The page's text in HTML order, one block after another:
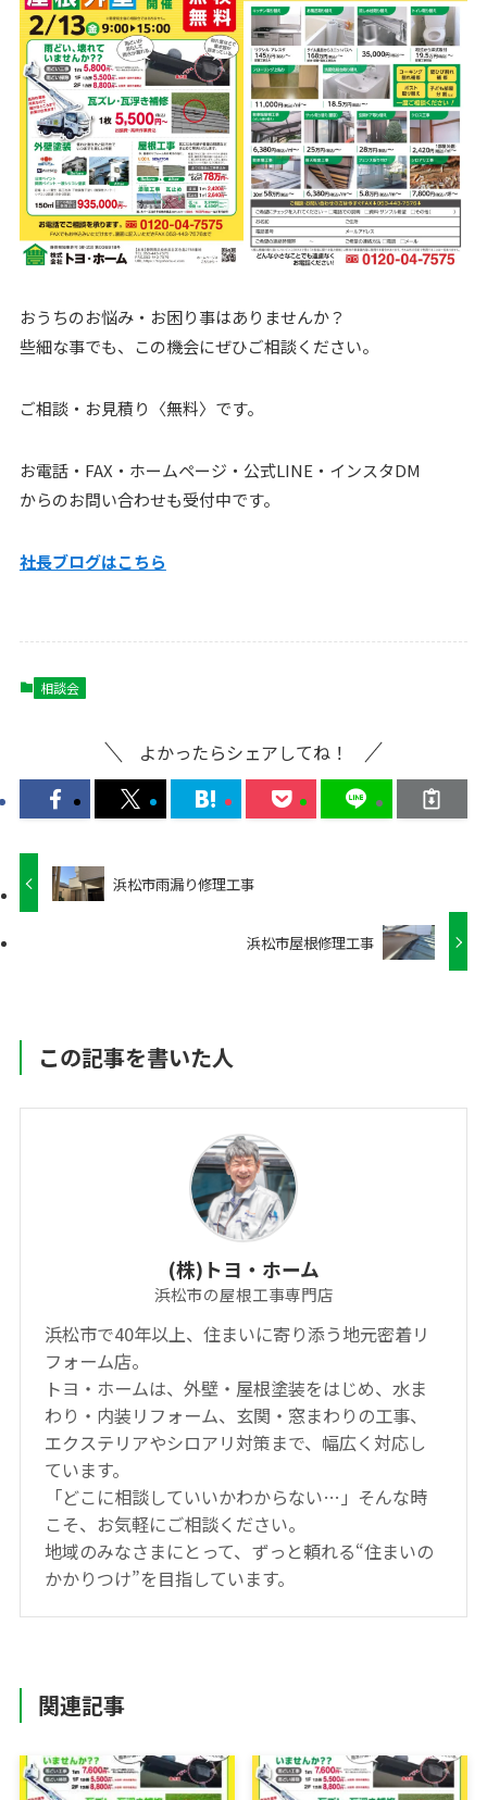
おうちのお悩み・お困り事はありませんか？
些細な事でも、この機会にぜひご相談ください。
ご相談・お見積り〈無料〉です。
お電話・FAX・ホームページ・公式LINE・インスタDM
からのお問い合わせも受付中です。
社長ブログはこちら
相談会
よかったらシェアしてね！
浜松市雨漏り修理工事
浜松市屋根修理工事
この記事を書いた人
(株)トヨ・ホーム
浜松市の屋根工事専門店
浜松市で40年以上、住まいに寄り添う地元密着リ
フォーム店。
トヨ・ホームは、外壁・屋根塗装をはじめ、水ま
わり・内装リフォーム、玄関・窓まわりの工事、
エクステリアやシロアリ対策まで、幅広く対応し
ています。
「どこに相談していいかわからない…」そんな時
こそ、お気軽にご相談ください。
地域のみなさまにとって、ずっと頼れる“住まいの
かかりつけ”を目指しています。
関連記事